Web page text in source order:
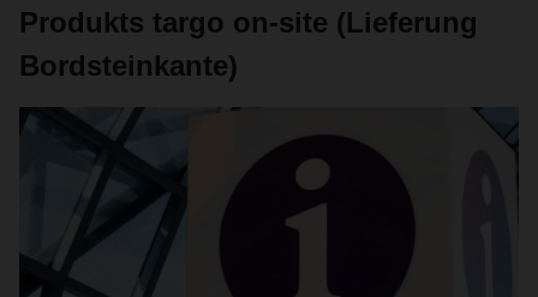
Produkts targo on-site (Lieferung
Bordsteinkante)